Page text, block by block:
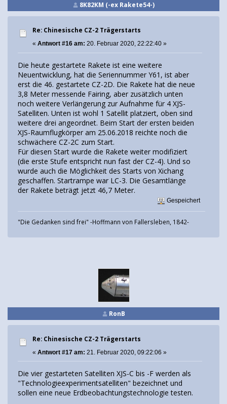
8K82KM (-ex Rakete54-)
Re: Chinesische CZ-2 Trägerstarts
« Antwort #16 am: 20. Februar 2020, 22:22:40 »
Die heute gestartete Rakete ist eine weitere
Neuentwicklung, hat die Seriennummer Y61, ist aber
erst die 46. gestartete CZ-2D. Die Rakete hat die neue
3,8 Meter messende Fairing, aber zusätzlich unten
noch weitere Verlängerung zur Aufnahme für 4 XJS-
Satelliten. Unten ist wohl 1 Satellit platziert, oben sind
weitere drei angeordnet. Beim Start der ersten beiden
XJS-Raumflugkörper am 25.06.2018 reichte noch die
schwächere CZ-2C zum Start.
Für diesen Start wurde die Rakete weiter modifiziert
(die erste Stufe entspricht nun fast der CZ-4). Und so
wurde auch die Möglichkeit des Starts von Xichang
geschaffen. Startrampe war LC-3. Die Gesamtlänge
der Rakete beträgt jetzt 46,7 Meter.
Gespeichert
"Die Gedanken sind frei" -Hoffmann von Fallersleben, 1842-
RonB
Re: Chinesische CZ-2 Trägerstarts
« Antwort #17 am: 21. Februar 2020, 09:22:06 »
Die vier gestarteten Satelliten XJS-C bis -F werden als
"Technologieexperimentsatelliten" bezeichnet und
sollen eine neue Erdbeobachtungstechnologie testen.